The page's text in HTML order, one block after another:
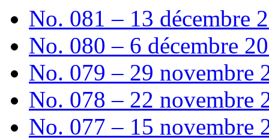
No. 081 – 13 décembre
No. 080 – 6 décembre
No. 079 – 29 novembre
No. 078 – 22 novembre
No. 077 – 15 novembre